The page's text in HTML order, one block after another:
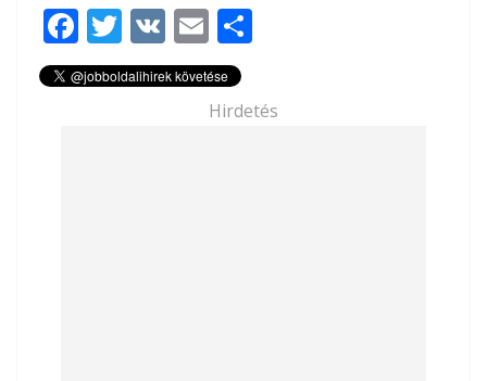
F
ac
e
T
w
itt
V
K
E
m
ai
l
za
m
Hirdetés